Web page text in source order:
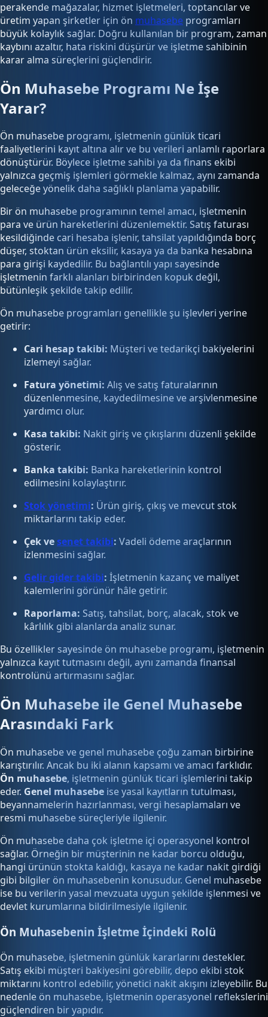
perakende mağazalar, hizmet işletmeleri, toptancılar ve
üretim yapan şirketler için ön muhasebe programları
büyük kolaylık sağlar. Doğru kullanılan bir program, zaman
kaybını azaltır, hata riskini düşürür ve işletme sahibinin
karar alma süreçlerini güçlendirir.
Ön Muhasebe Programı Ne İşe
Yarar?
Ön muhasebe programı, işletmenin günlük ticari
faaliyetlerini kayıt altına alır ve bu verileri anlamlı raporlara
dönüştürür. Böylece işletme sahibi ya da finans ekibi
yalnızca geçmiş işlemleri görmekle kalmaz, aynı zamanda
geleceğe yönelik daha sağlıklı planlama yapabilir.
Bir ön muhasebe programının temel amacı, işletmenin
para ve ürün hareketlerini düzenlemektir. Satış faturası
kesildiğinde cari hesaba işlenir, tahsilat yapıldığında borç
düşer, stoktan ürün eksilir, kasaya ya da banka hesabına
para girişi kaydedilir. Bu bağlantılı yapı sayesinde
işletmenin farklı alanları birbirinden kopuk değil,
bütünleşik şekilde takip edilir.
Ön muhasebe programları genellikle şu işlevleri yerine
getirir:
Cari hesap takibi: Müşteri ve tedarikçi bakiyelerini
izlemeyi sağlar.
Fatura yönetimi: Alış ve satış faturalarının
düzenlenmesine, kaydedilmesine ve arşivlenmesine
yardımcı olur.
Kasa takibi: Nakit giriş ve çıkışlarını düzenli şekilde
gösterir.
Banka takibi: Banka hareketlerinin kontrol
edilmesini kolaylaştırır.
Stok yönetimi: Ürün giriş, çıkış ve mevcut stok
miktarlarını takip eder.
Çek vesenet takibi: Vadeli ödeme araçlarının
izlenmesini sağlar.
Gelir gider takibi: İşletmenin kazanç ve maliyet
kalemlerini görünür hâle getirir.
Raporlama: Satış, tahsilat, borç, alacak, stok ve
kârlılık gibi alanlarda analiz sunar.
Bu özellikler sayesinde ön muhasebe programı, işletmenin
yalnızca kayıt tutmasını değil, aynı zamanda finansal
kontrolünü artırmasını sağlar.
Ön Muhasebe ile Genel Muhasebe
Arasındaki Fark
Ön muhasebe ve genel muhasebe çoğu zaman birbirine
karıştırılır. Ancak bu iki alanın kapsamı ve amacı farklıdır.
Ön muhasebe, işletmenin günlük ticari işlemlerini takip
eder. Genel muhasebe ise yasal kayıtların tutulması,
beyannamelerin hazırlanması, vergi hesaplamaları ve
resmi muhasebe süreçleriyle ilgilenir.
Ön muhasebe daha çok işletme içi operasyonel kontrol
sağlar. Örneğin bir müşterinin ne kadar borcu olduğu,
hangi ürünün stokta kaldığı, kasaya ne kadar nakit girdiği
gibi bilgiler ön muhasebenin konusudur. Genel muhasebe
ise bu verilerin yasal mevzuata uygun şekilde işlenmesi ve
devlet kurumlarına bildirilmesiyle ilgilenir.
Ön Muhasebenin İşletme İçindeki Rolü
Ön muhasebe, işletmenin günlük kararlarını destekler.
Satış ekibi müşteri bakiyesini görebilir, depo ekibi stok
miktarını kontrol edebilir, yönetici nakit akışını izleyebilir. Bu
nedenle ön muhasebe, işletmenin operasyonel reflekslerini
güçlendiren bir yapıdır.